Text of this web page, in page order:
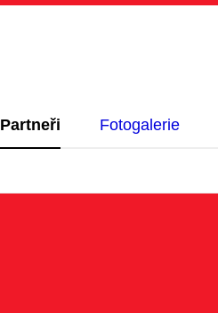
Partneři Fotogalerie